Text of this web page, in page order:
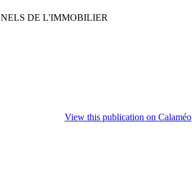
DE L'IMMOBILIER
View this publication on Calaméo